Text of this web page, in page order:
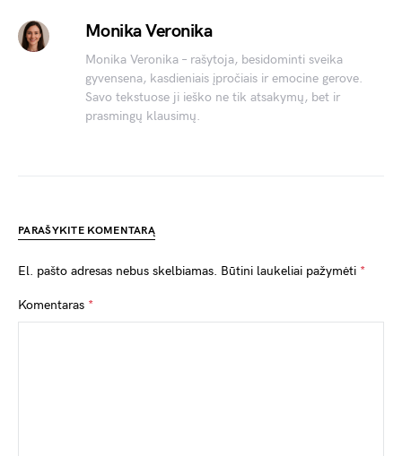
Monika Veronika
Monika Veronika – rašytoja, besidominti sveika
gyvensena, kasdieniais įpročiais ir emocine gerove.
Savo tekstuose ji ieško ne tik atsakymų, bet ir
prasmingų klausimų.
PARAŠYKITE KOMENTARĄ
El. pašto adresas nebus skelbiamas. Būtini laukeliai pažymėti *
Komentaras *